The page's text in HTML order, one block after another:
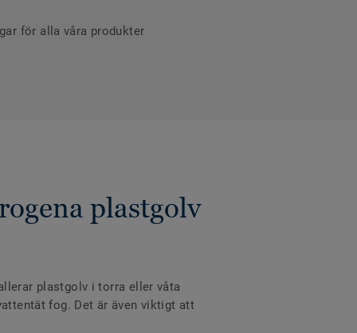
för alla våra produkter
plastgolv
plastgolv i torra eller våta
fog. Det är även viktigt att